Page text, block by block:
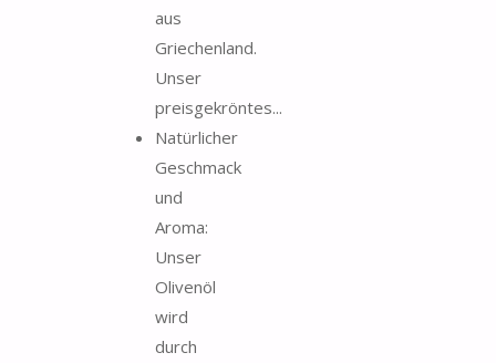
aus
Griechenland.
Unser
preisgekröntes...
Natürlicher
Geschmack
und
Aroma:
Unser
Olivenöl
wird
durch